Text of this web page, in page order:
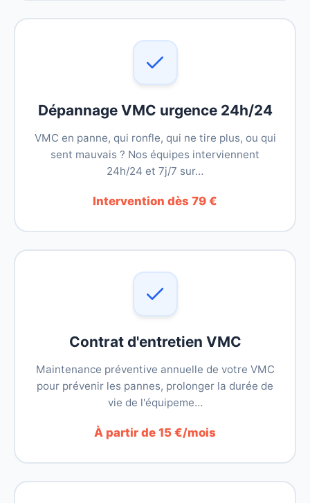
Dépannage VMC urgence 24h/24
VMC en panne, qui ronfle, qui ne tire plus, ou qui
sent mauvais ? Nos équipes interviennent
24h/24 et 7j/7 sur…
Intervention dès 79 €
Contrat d'entretien VMC
Maintenance préventive annuelle de votre VMC
pour prévenir les pannes, prolonger la durée de
vie de l'équipeme…
À partir de 15 €/mois